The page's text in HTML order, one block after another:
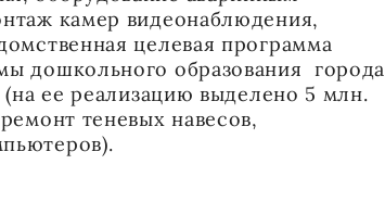
камер видеонаблюдения,
целевая программа
дошкольного образования города
ее реализацию выделено 5 млн.
теневых навесов,